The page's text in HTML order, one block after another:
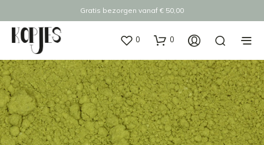
Gratis bezorgen vanaf € 50,00
0 0